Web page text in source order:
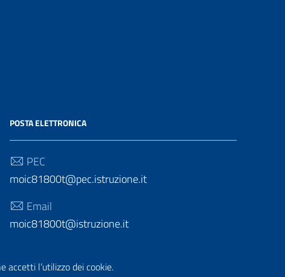
accetti l’utilizzo dei cookie.
POSTA ELETTRONICA
PEC
moic81800t@pec.istruzione.it
Email
moic81800t@istruzione.it